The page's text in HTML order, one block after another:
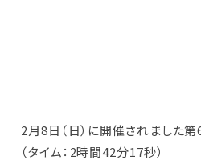
営業拠点
取引先からの相談・通報制度
お客様との公正・適切な取引
内部統制体制の基本方針
2月8日（日）に開催されました
（タイム：2時間42分17秒）